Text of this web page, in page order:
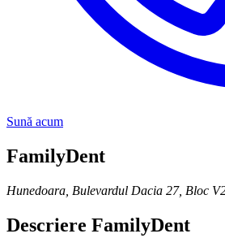
Sună acum
FamilyDent
Hunedoara Bulevardul Dacia 27, Bloc
Descriere FamilyDent